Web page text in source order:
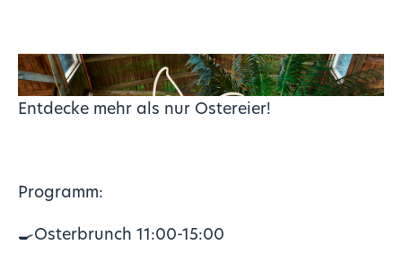
Entdecke mehr als nur Ostereier!
Programm:
🍳Osterbrunch 11:00-15:00